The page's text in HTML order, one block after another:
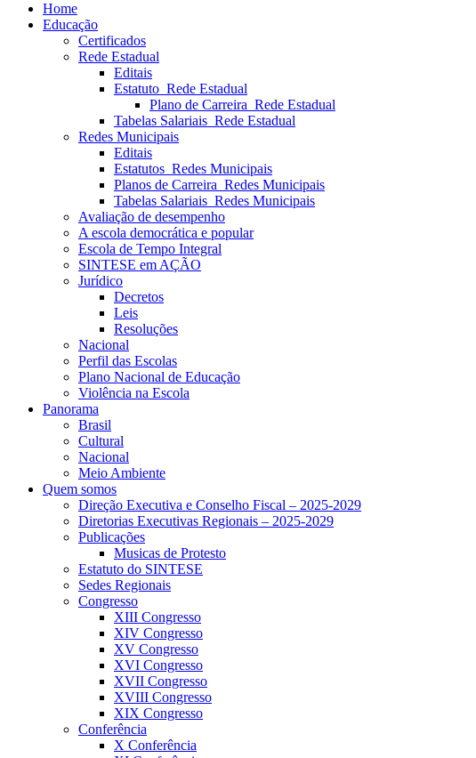
Home
Educação
Certificados
Rede Estadual
Editais
Estatuto_Rede Estadual
Plano de Carreira_Rede Estadual
Tabelas Salariais_Rede Estadual
Redes Municipais
Editais
Estatutos_Redes Municipais
Planos de Carreira_Redes Municipais
Tabelas Salariais_Redes Municipais
Avaliação de desempenho
A escola democrática e popular
Escola de Tempo Integral
SINTESE em AÇÃO
Jurídico
Decretos
Leis
Resoluções
Nacional
Perfil das Escolas
Plano Nacional de Educação
Violência na Escola
Panorama
Brasil
Cultural
Nacional
Meio Ambiente
Quem somos
Direção Executiva e Conselho Fiscal – 2025-2029
Diretorias Executivas Regionais – 2025-2029
Publicações
Musicas de Protesto
Estatuto do SINTESE
Sedes Regionais
Congresso
XIII Congresso
XIV Congresso
XV Congresso
XVI Congresso
XVII Congresso
XVIII Congresso
XIX Congresso
Conferência
X Conferência